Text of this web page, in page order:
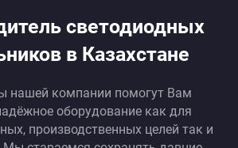
светодиодных
в Казахстане
нашей компании помогут Вам
оборудование как для
производственных целей так и